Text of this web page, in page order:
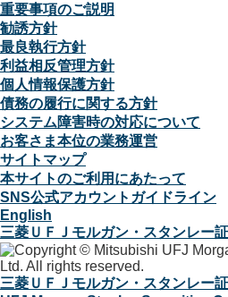
重要事項のご説明
勧誘方針
最良執行方針
利益相反管理方針
個人情報保護方針
債務の履行に関する方針
システム障害時の対応について
お客さま本位の業務運営
サイトマップ
本サイトのご利用にあたって
SNS公式アカウントガイドライン
English
三菱ＵＦＪモルガン・スタンレー
三菱ＵＦＪモルガン・スタンレー